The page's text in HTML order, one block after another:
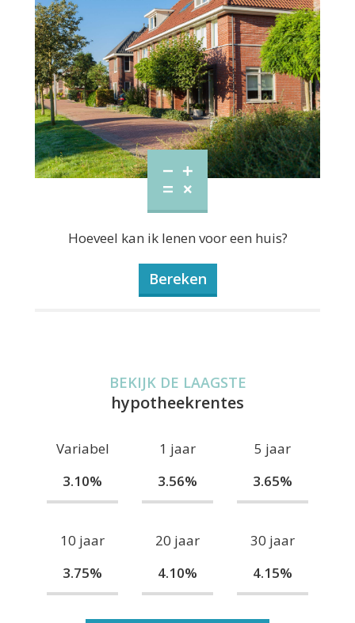
Hoeveel kan ik lenen voor een huis?
Bereken
BEKIJK DE LAAGSTE
hypotheekrentes
Variabel
3.10%
1 jaar
3.56%
5 jaar
3.65%
10 jaar
3.75%
20 jaar
4.10%
30 jaar
4.15%